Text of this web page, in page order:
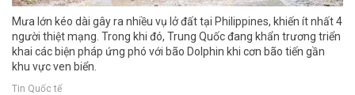
Mưa lớn kéo dài gây ra nhiều vụ lở đất tại Philippines, khiến ít nhất 4
người thiệt mạng. Trong khi đó, Trung Quốc đang khẩn trương triển
khai các biện pháp ứng phó với bão Dolphin khi cơn bão tiến gần
khu vực ven biển.
Tin Quốc tế